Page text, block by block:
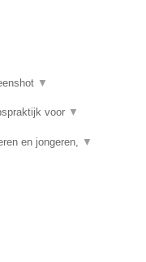
▼
voor ▼
en jongeren, ▼